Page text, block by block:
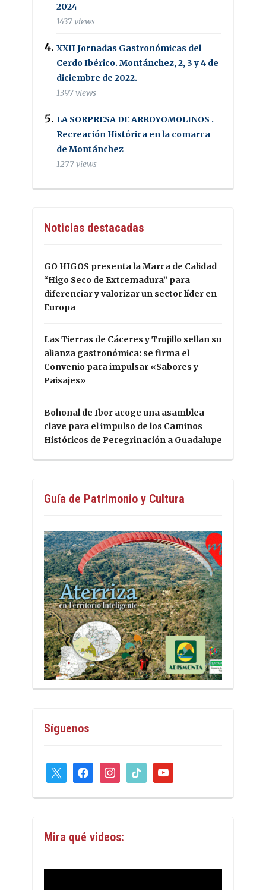
2024
1437 views
XXII Jornadas Gastronómicas del
Cerdo Ibérico. Montánchez, 2, 3 y 4 de
diciembre de 2022.
1397 views
LA SORPRESA DE ARROYOMOLINOS .
Recreación Histórica en la comarca
de Montánchez
1277 views
Noticias destacadas
GO HIGOS presenta la Marca de Calidad
“Higo Seco de Extremadura” para
diferenciar y valorizar un sector líder en
Europa
Las Tierras de Cáceres y Trujillo sellan su
alianza gastronómica: se firma el
Convenio para impulsar «Sabores y
Paisajes»
Bohonal de Ibor acoge una asamblea
clave para el impulso de los Caminos
Históricos de Peregrinación a Guadalupe
Guía de Patrimonio y Cultura
Síguenos
facebookinstagram
tiktok youtube
Mira qué videos: